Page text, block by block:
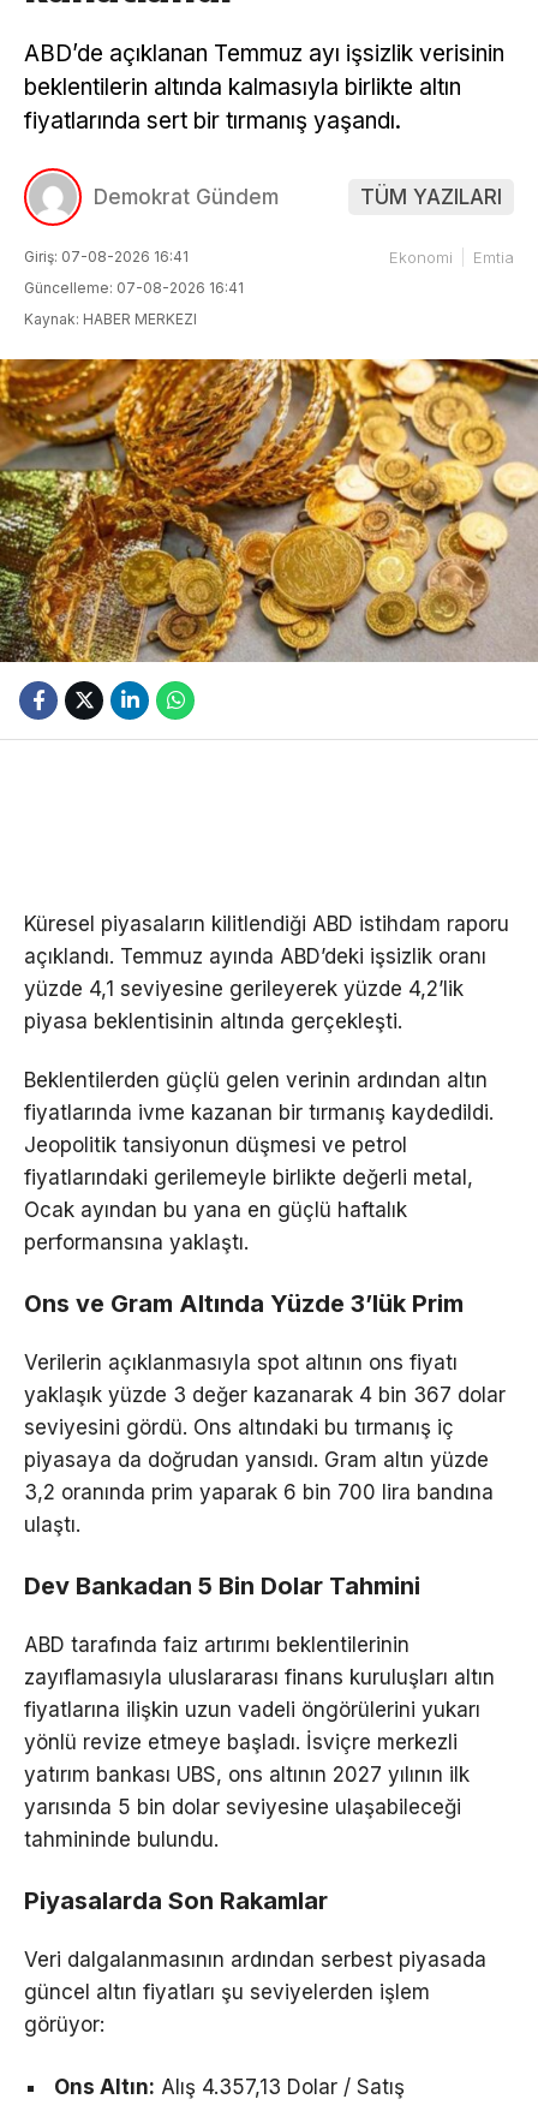
ABD’de açıklanan Temmuz ayı işsizlik verisinin
beklentilerin altında kalmasıyla birlikte altın
fiyatlarında sert bir tırmanış yaşandı.
Demokrat Gündem TÜM YAZILARI
Giriş: 07-08-2026 16:41
Güncelleme: 07-08-2026 16:41
Kaynak: HABER MERKEZI
Ekonomi Emtia
Küresel piyasaların kilitlendiği ABD istihdam raporu
açıklandı. Temmuz ayında ABD’deki işsizlik oranı
yüzde 4,1 seviyesine gerileyerek yüzde 4,2’lik
piyasa beklentisinin altında gerçekleşti.
Beklentilerden güçlü gelen verinin ardından altın
fiyatlarında ivme kazanan bir tırmanış kaydedildi.
Jeopolitik tansiyonun düşmesi ve petrol
fiyatlarındaki gerilemeyle birlikte değerli metal,
Ocak ayından bu yana en güçlü haftalık
performansına yaklaştı.
Ons ve Gram Altında Yüzde 3’lük Prim
Verilerin açıklanmasıyla spot altının ons fiyatı
yaklaşık yüzde 3 değer kazanarak 4 bin 367 dolar
seviyesini gördü. Ons altındaki bu tırmanış iç
piyasaya da doğrudan yansıdı. Gram altın yüzde
3,2 oranında prim yaparak 6 bin 700 lira bandına
ulaştı.
Dev Bankadan 5 Bin Dolar Tahmini
ABD tarafında faiz artırımı beklentilerinin
zayıflamasıyla uluslararası finans kuruluşları altın
fiyatlarına ilişkin uzun vadeli öngörülerini yukarı
yönlü revize etmeye başladı. İsviçre merkezli
yatırım bankası UBS, ons altının 2027 yılının ilk
yarısında 5 bin dolar seviyesine ulaşabileceği
tahmininde bulundu.
Piyasalarda Son Rakamlar
Veri dalgalanmasının ardından serbest piyasada
güncel altın fiyatları şu seviyelerden işlem
görüyor:
Ons Altın: Alış 4.357,13 Dolar / Satış